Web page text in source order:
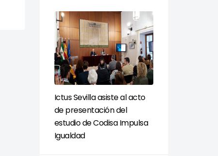
Ictus Sevilla asiste al acto
de presentación del
estudio de Codisa Impulsa
Igualdad